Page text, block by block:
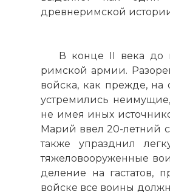
древнеримской
В конце II века до
римской армии.
войска, как прежде,
устремились
не имея иных
Марий ввел 20-летний
также упразднил
тяжеловооруженные
деление на гастатов,
войске все воины